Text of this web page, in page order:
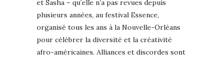
et Sasha – qu’elle n’a pas revues depuis
plusieurs années, au festival Essence,
organisé tous les ans à la Nouvelle-Orléans
pour célébrer la diversité et la créativité
afro-américaines. Alliances et discordes sont